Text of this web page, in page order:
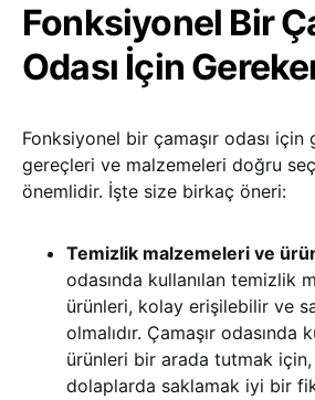
Fonksiyonel Bir
Odası İçin
Fonksiyonel bir çamaşır odası için
gereçleri ve malzemeleri doğru
önemlidir. İşte size birkaç öneri:
Temizlik malzemeleri ve
odasında kullanılan temizlik
ürünleri, kolay erişilebilir ve
olmalıdır. Çamaşır odasında
ürünleri bir arada tutmak için,
dolaplarda saklamak iyi bir